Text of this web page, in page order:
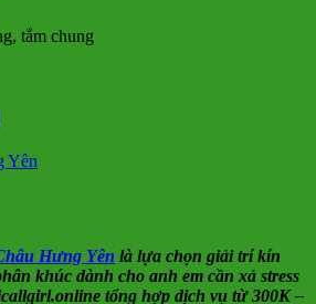
tắm chung
Yên
Hưng Yên là lựa chọn giải trí kín
khúc dành cho anh em cần xả stress
tổng hợp dịch vụ từ 300K –